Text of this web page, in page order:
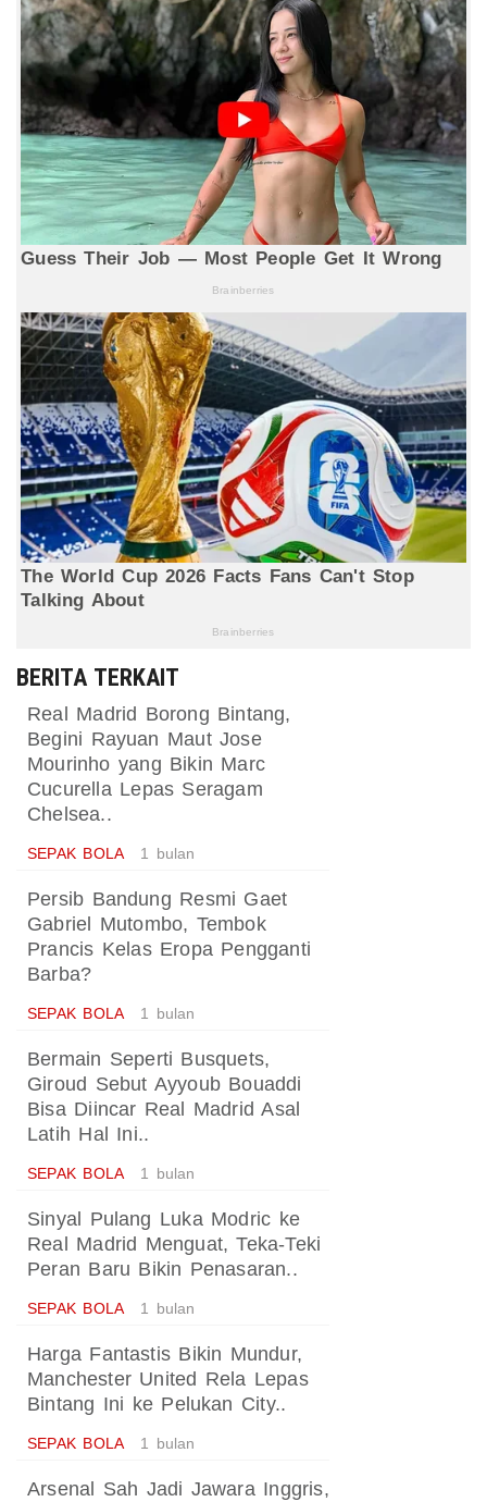
BERITA TERKAIT
Real Madrid Borong Bintang,
Begini Rayuan Maut Jose
Mourinho yang Bikin Marc
Cucurella Lepas Seragam
Chelsea..
SEPAK BOLA 1 bulan
Persib Bandung Resmi Gaet
Gabriel Mutombo, Tembok
Prancis Kelas Eropa Pengganti
Barba?
SEPAK BOLA 1 bulan
Bermain Seperti Busquets,
Giroud Sebut Ayyoub Bouaddi
Bisa Diincar Real Madrid Asal
Latih Hal Ini..
SEPAK BOLA 1 bulan
Sinyal Pulang Luka Modric ke
Real Madrid Menguat, Teka-Teki
Peran Baru Bikin Penasaran..
SEPAK BOLA 1 bulan
Harga Fantastis Bikin Mundur,
Manchester United Rela Lepas
Bintang Ini ke Pelukan City..
SEPAK BOLA 1 bulan
Arsenal Sah Jadi Jawara Inggris,